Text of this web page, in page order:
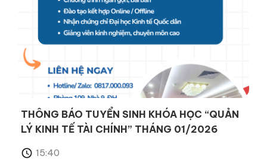
THÔNG BÁO TUYỂN SINH KHÓA HỌC “QUẢN
LÝ KINH TẾ TÀI CHÍNH” THÁNG 01/2026
15:40